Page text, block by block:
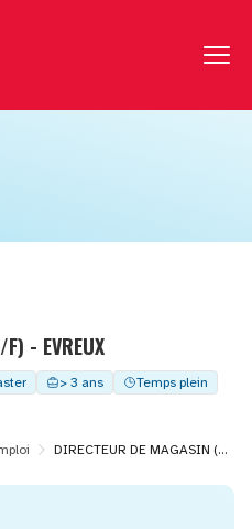
F) - EVREUX
> 3 ans
Temps plein
DIRECTEUR DE MAGASIN (H/F) - EVREUX